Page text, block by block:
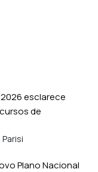
esclarece
de
Plano Nacional